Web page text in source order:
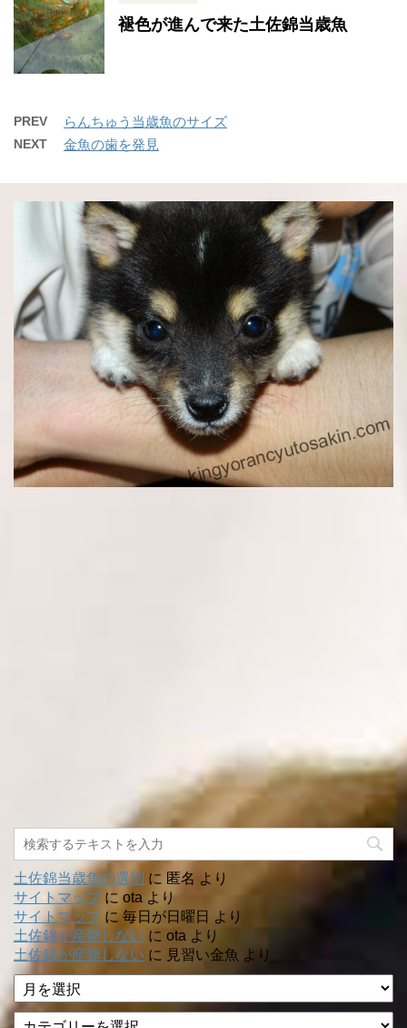
褪色が進んで来た土佐錦当歳魚
PREV らんちゅう当歳魚のサイズ
NEXT 金魚の歯を発見
土佐錦当歳魚の選別 に 匿名 より
サイトマップに ota より
サイトマップに 毎日が日曜日 より
土佐錦が産卵しない に ota より
土佐錦が産卵しない に 見習い金魚 より
ア
ー